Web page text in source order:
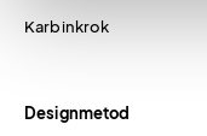
Karbinkrok
Designmetod